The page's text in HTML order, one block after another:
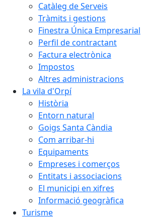
Catàleg de Serveis
Tràmits i gestions
Finestra Única Empresarial
Perfil de contractant
Factura electrònica
Impostos
Altres administracions
La vila d'Orpí
Història
Entorn natural
Goigs Santa Càndia
Com arribar-hi
Equipaments
Empreses i comerços
Entitats i associacions
El municipi en xifres
Informació geogràfica
Turisme